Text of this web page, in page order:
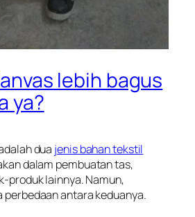
lebih bagus
ya?
dua jenis bahan tekstil
dalam pembuatan tas,
produk lainnya. Namun,
antara keduanya.